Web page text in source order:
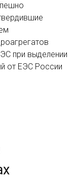
при выделении
от ЕЭС России